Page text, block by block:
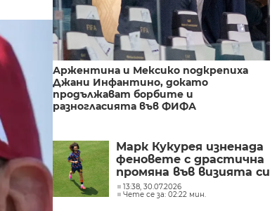
Аржентина и Мексико подкрепиха
Джани Инфантино, докато
продължават борбите и
разногласията във ФИФА
Марк Кукурея изненада
феновете с драстична
промяна във визията си
(ВИДЕО)
13:38, 30.07.2026
Чете се за: 02:22 мин.